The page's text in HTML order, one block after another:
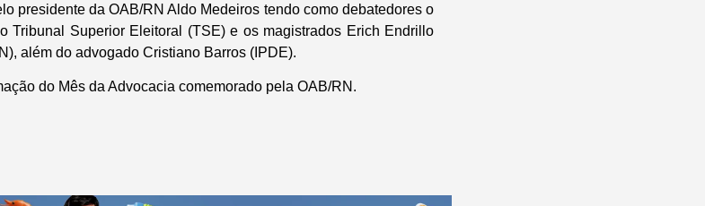
presidente da OAB/RN Aldo Medeiros tendo como debatedores o
Tribunal Superior Eleitoral (TSE) e os magistrados Erich Endrillo
além do advogado Cristiano Barros (IPDE).
do Mês da Advocacia comemorado pela OAB/RN.